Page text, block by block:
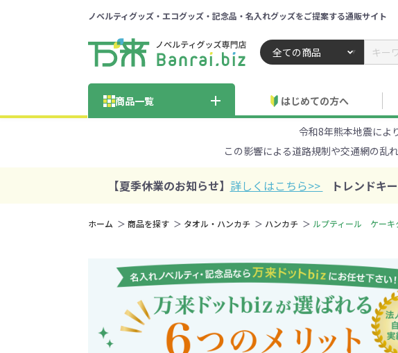
ノベルティグッズ・エコグッズ・記念品・名入れグッズをご提案する通販サイト
ノベルティ 専門店 万来ドットbiz ／ 名入れ
商品一覧
エコバッグ・トートバッ
グ全般
コットントートバッグ
巾着・リュック全般 コットン巾着・リュック
ポーチ全般
クリア・ビニールポー
ケース全般 財布
マグカップ全般 陶器マグカップ
タンブラー・ボトル・グラス ペン・筆記用具
～50円 51～100円
301～500円 501～1000円
5001～10000円 10001円以上
展示会・セミナー全般 展示会向けバッグ
再生素材・エコ素材全
般
再生コットン
社会貢献機能付き全般 フェアトレード
来店・成約プレゼント 営業活動ツール・粗品
子供向け全般 お菓子系
女性向け全般 ファッション雑貨
シニア向け全般 健康・癒しグッズ
訪日外国人・インバウンド向
け
100円以下の人気エコバッグ 展示会ノベルティ特集
官公庁・自治体向け全
般
SDGs推進
ス向け
学校・PTA・オープンキ
ャンパス向け全般
バッグ・ポーチ
メーカー向け全般 アパレル
店舗向け全般 カーディーラー
はじめての方へ
見積もり作成について
見積もりサ
令和8年熊本地震によ
この影響による道路規制や交通網の乱
【夏季休業のお知らせ】 詳しくはこちら>> トレンドキ
ホーム 商品を探す タオル・ハンカチ ハンカチ ルプティール ケー